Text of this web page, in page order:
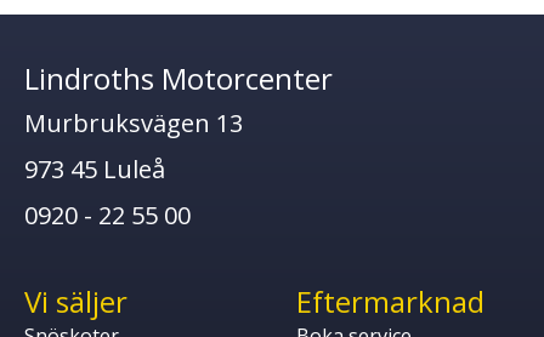
Lindroths Motorcenter
Murbruksvägen 13
973 45 Luleå
0920 - 22 55 00
Vi säljer Eftermarknad